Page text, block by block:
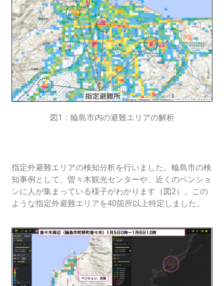
図1：輪島市内の避難エリアの解析
指定外避難エリアの検知分析を行いました。輪島市の検
知事例として、 曽々木観光センターや、近くのペンショ
ンに人が集まっている様子がわかります（図2）。
この
ような指定外避難エリアを40箇所以上特定しました。